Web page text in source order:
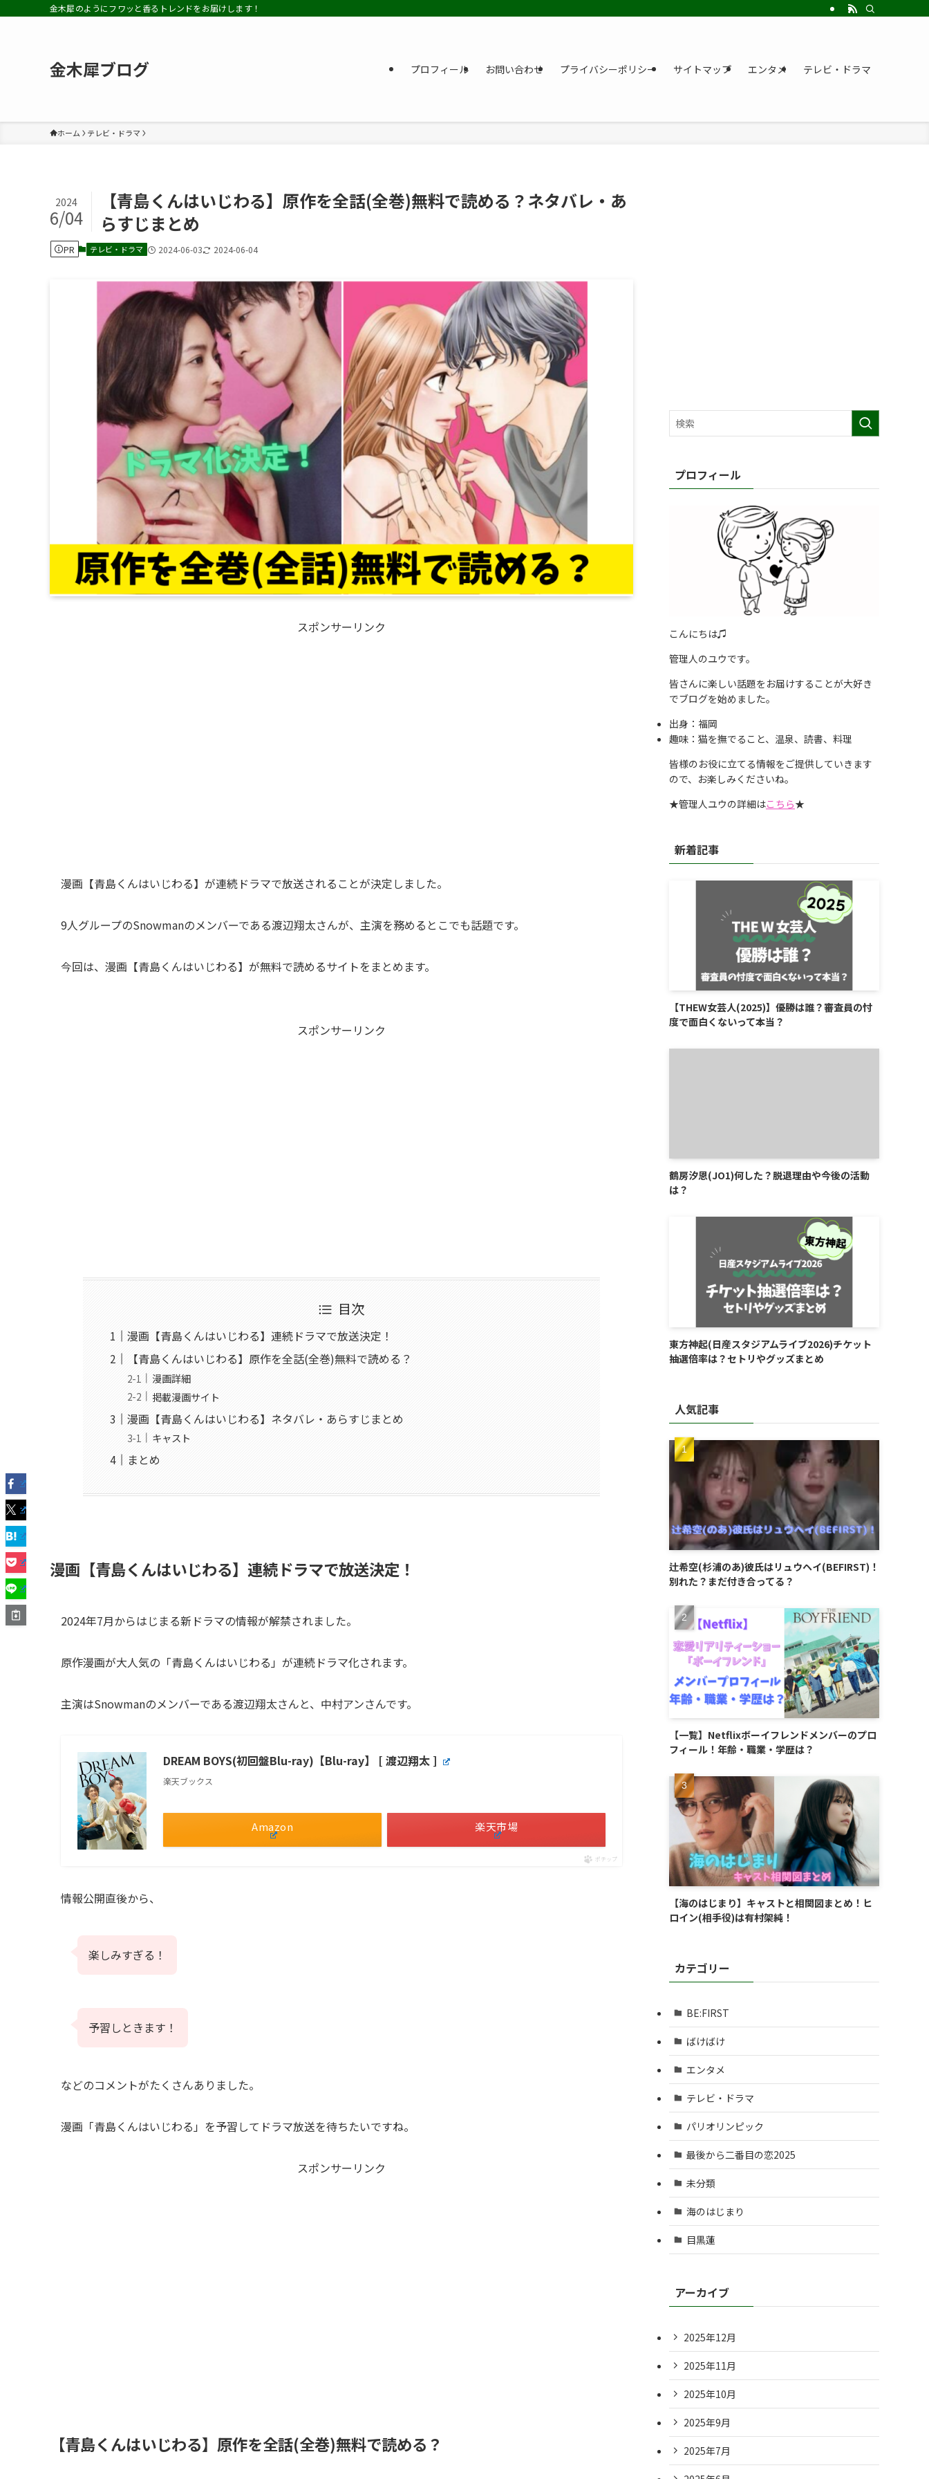
金木犀のようにフワッと香るトレンドをお届けします！
金木犀ブログ プロフィール お問い合わせ プライバシーポリシー サイトマップ エンタメ テレビ・ドラマ
ホーム テレビ・ドラマ
【青島くんはいじわる】原作を全話(全巻)無料で読める？ネタバレ・あ
らすじまとめ
2024
6/04
PR テレビ・ドラマ 2024-06-03 2024-06-04
スポンサーリンク
漫画【青島くんはいじわる】が連続ドラマで放送されることが決定しました。
9人グループのSnowmanのメンバーである渡辺翔太さんが、主演を務めるとこでも話題です。
今回は、漫画【青島くんはいじわる】が無料で読めるサイトをまとめます。
スポンサーリンク
目次
漫画【青島くんはいじわる】連続ドラマで放送決定！
【青島くんはいじわる】原作を全話(全巻)無料で読める？
漫画詳細
掲載漫画サイト
漫画【青島くんはいじわる】ネタバレ・あらすじまとめ
キャスト
まとめ
漫画【青島くんはいじわる】連続ドラマで放送決定！
2024年7月からはじまる新ドラマの情報が解禁されました。
原作漫画が大人気の「青島くんはいじわる」が連続ドラマ化されます。
主演はSnowmanのメンバーである渡辺翔太さんと、中村アンさんです。
DREAM BOYS(初回盤Blu-ray)【Blu-ray】 [ 渡辺翔太 ]
楽天ブックス
Amazon 楽天市場
ポチップ
情報公開直後から、
楽しみすぎる！
予習しときます！
などのコメントがたくさんありました。
漫画「青島くんはいじわる」を予習してドラマ放送を待ちたいですね。
スポンサーリンク
【青島くんはいじわる】原作を全話(全巻)無料で読める？
プロフィール
こんにちは♫
管理人のユウです。
皆さんに楽しい話題をお届けすることが大好き
でブログを始めました。
出身：福岡
趣味：猫を撫でること、温泉、読書、料理
皆様のお役に立てる情報をご提供していきます
ので、お楽しみくださいね。
★管理人ユウの詳細はこちら★
新着記事
【THEW女芸人(2025)】優勝は誰？審査員の忖
度で面白くないって本当？
鶴房汐恩(JO1)何した？脱退理由や今後の活動
は？
東方神起(日産スタジアムライブ2026)チケット
抽選倍率は？セトリやグッズまとめ
人気記事
辻希空(杉浦のあ)彼氏はリュウヘイ(BEFIRST)！
別れた？まだ付き合ってる？
【一覧】Netflixボーイフレンドメンバーのプロ
フィール！年齢・職業・学歴は？
【海のはじまり】キャストと相関図まとめ！ヒ
ロイン(相手役)は有村架純！
カテゴリー
BE:FIRST
ばけばけ
エンタメ
テレビ・ドラマ
パリオリンピック
最後から二番目の恋2025
未分類
海のはじまり
目黒蓮
アーカイブ
2025年12月
2025年11月
2025年10月
2025年9月
2025年7月